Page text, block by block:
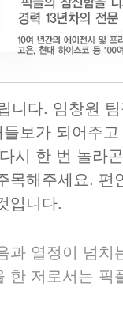
니다. 임창원
보가 되어주
시 한 번 놀라
목해주세요. 편
입니다.
과 열정이 넘치
한 저로서는 픽